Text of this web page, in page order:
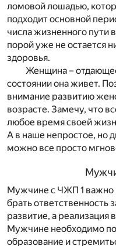
ломовой лошадью,
подходит основной
числа жизненного пути
порой уже не остается
здоровья.
Женщина –
состоянии она живет.
внимание развитию
возрасте. Замечу, что
любое время своей
А в наше непростое, но
можно все просто
Мужчине с ЧЖП 1 важно
брать ответственность
развитие, а реализация
Мужчине необходимо
образование и